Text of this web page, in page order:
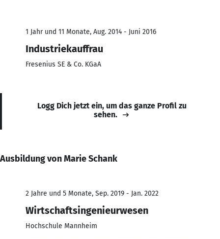
1 Jahr und 11 Monate, Aug. 2014 - Juni 2016
Industriekauffrau
Fresenius SE & Co. KGaA
Logg Dich jetzt ein, um das ganze Profil zu
sehen.
Ausbildung von Marie Schank
2 Jahre und 5 Monate, Sep. 2019 - Jan. 2022
Wirtschaftsingenieurwesen
Hochschule Mannheim